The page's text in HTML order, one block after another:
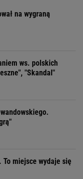
na wygraną
ws. polskich
"Skandal"
To miejsce wydaje się